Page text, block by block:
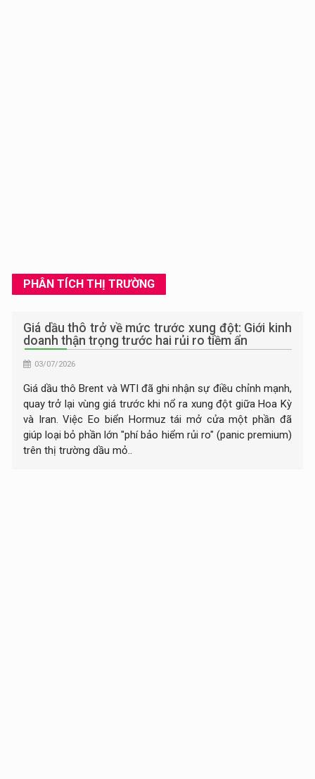
TEC DẦU
PHÂN TÍCH THỊ TRƯỜNG
Giá dầu thô trở về mức trước xung đột: Giới kinh
doanh thận trọng trước hai rủi ro tiềm ẩn
03/07/2026
Giá dầu thô Brent và WTI đã ghi nhận sự điều chỉnh mạnh,
quay trở lại vùng giá trước khi nổ ra xung đột giữa Hoa Kỳ
và Iran. Việc Eo biển Hormuz tái mở cửa một phần đã
giúp loại bỏ phần lớn "phí bảo hiểm rủi ro" (panic premium)
trên thị trường dầu mỏ..